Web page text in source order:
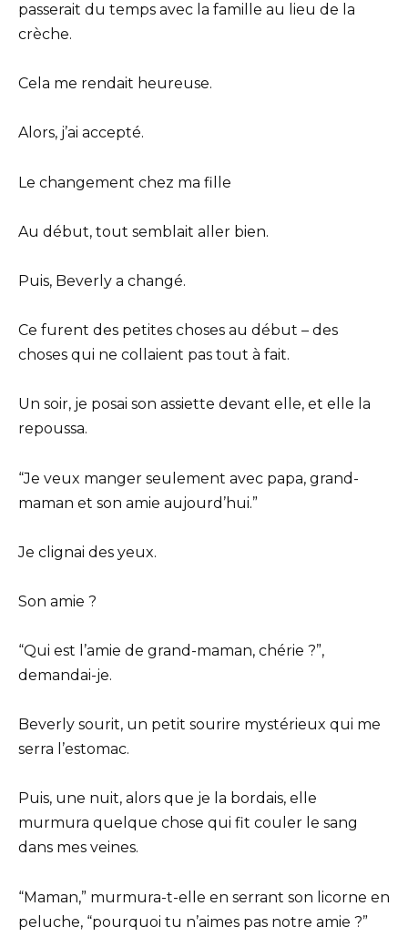
passerait du temps avec la famille au lieu de la
crèche.
Cela me rendait heureuse.
Alors, j’ai accepté.
Le changement chez ma fille
Au début, tout semblait aller bien.
Puis, Beverly a changé.
Ce furent des petites choses au début – des
choses qui ne collaient pas tout à fait.
Un soir, je posai son assiette devant elle, et elle la
repoussa.
“Je veux manger seulement avec papa, grand-
maman et son amie aujourd’hui.”
Je clignai des yeux.
Son amie ?
“Qui est l’amie de grand-maman, chérie ?”,
demandai-je.
Beverly sourit, un petit sourire mystérieux qui me
serra l’estomac.
Puis, une nuit, alors que je la bordais, elle
murmura quelque chose qui fit couler le sang
dans mes veines.
“Maman,” murmura-t-elle en serrant son licorne en
peluche, “pourquoi tu n’aimes pas notre amie ?”